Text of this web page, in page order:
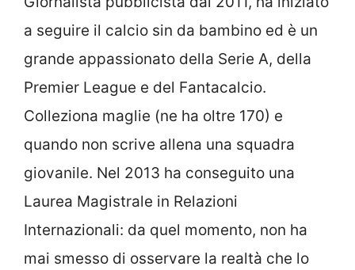
a seguire il calcio sin da bambino ed è un
grande appassionato della Serie A, della
Premier League e del Fantacalcio.
Colleziona maglie (ne ha oltre 170) e
quando non scrive allena una squadra
giovanile. Nel 2013 ha conseguito una
Laurea Magistrale in Relazioni
Internazionali: da quel momento, non ha
mai smesso di osservare la realtà che lo